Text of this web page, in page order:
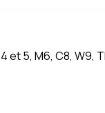
et 5, M6, C8,